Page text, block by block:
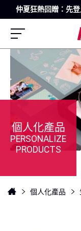
仲夏狂熱回贈：先
個人化產品
PERSONALIZE
PRODUCTS
個人化產品